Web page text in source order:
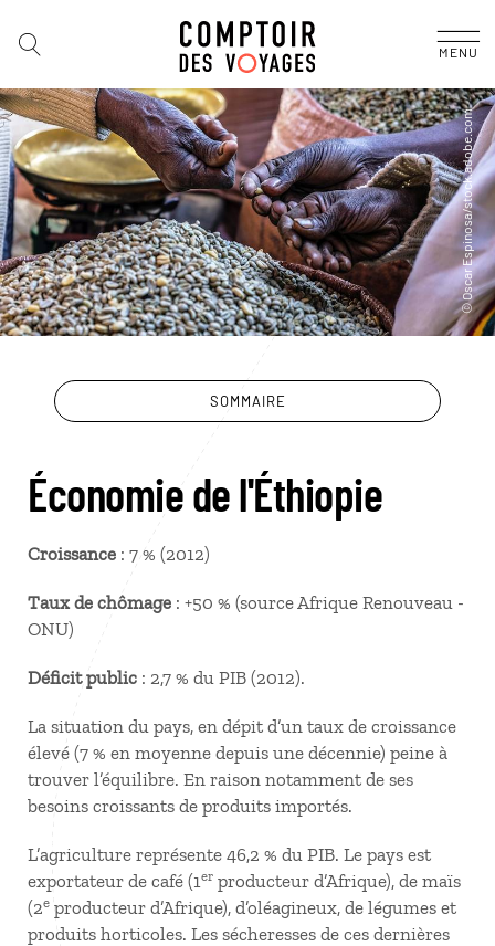
MENU
SOMMAIRE
Économie de l'Éthiopie
Croissance : 7 % (2012)
Taux de chômage : +50 % (source Afrique Renouveau -
ONU)
Déficit public : 2,7 % du PIB (2012).
La situation du pays, en dépit d’un taux de croissance
élevé (7 % en moyenne depuis une décennie) peine à
trouver l’équilibre. En raison notamment de ses
besoins croissants de produits importés.
L’agriculture représente 46,2 % du PIB. Le pays est
exportateur de café (1er producteur d’Afrique), de maïs
(2e producteur d’Afrique), d’oléagineux, de légumes et
produits horticoles. Les sécheresses de ces dernières